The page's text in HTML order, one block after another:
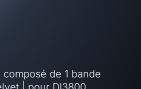
composé de 1 bande